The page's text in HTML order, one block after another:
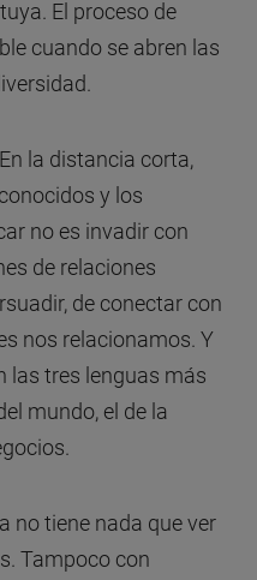
El proceso de
cuando se abren las
. En la distancia corta,
y los
no es invadir con
de relaciones
de conectar con
nos relacionamos. Y
las tres lenguas más
mundo, el de la
no tiene nada que ver
Tampoco con